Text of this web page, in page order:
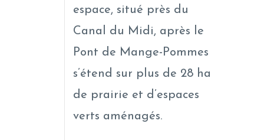
espace, situé près du
Canal du Midi, après le
Pont de Mange-Pommes
s’étend sur plus de 28 ha
de prairie et d’espaces
verts aménagés.